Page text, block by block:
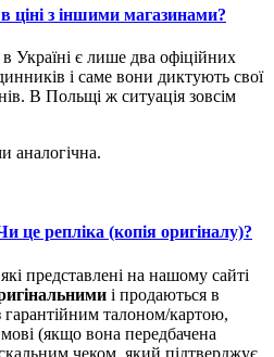
ціні з іншими магазинами?
Україні є лише два офіційних
і саме вони диктують свої
В Польщі ж ситуація зовсім
аналогічна.
це репліка (копія оригіналу)?
представлені на нашому сайті
і продаються в
гарантійним талоном/картою,
(якщо вона передбачена
чеком, який підтверджує